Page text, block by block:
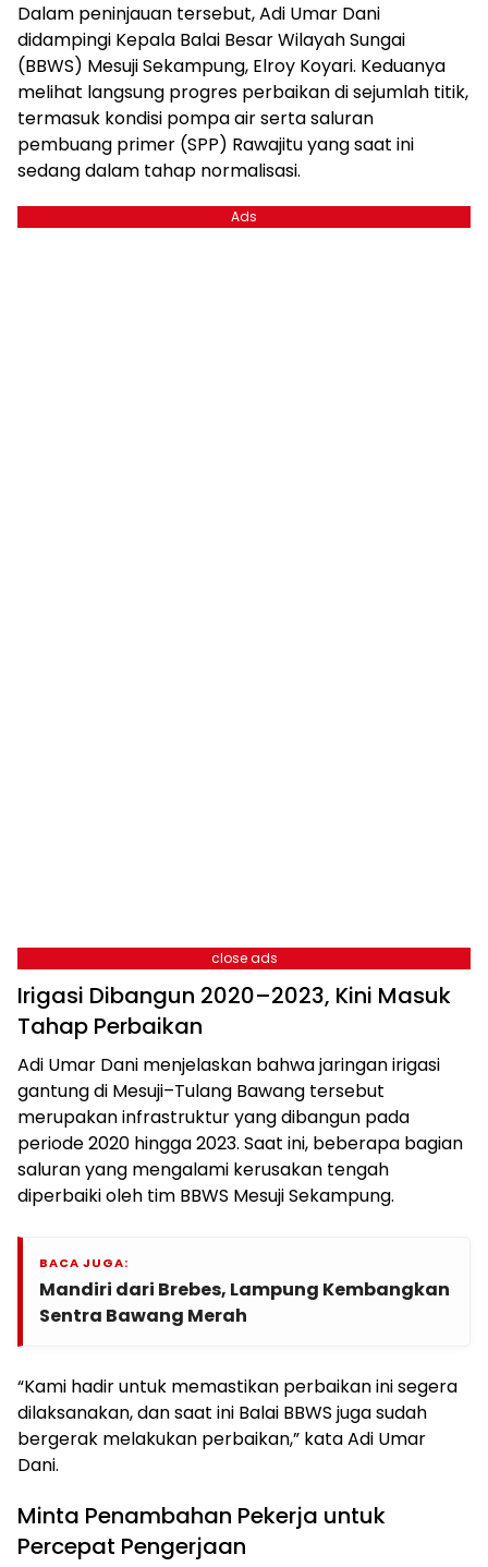
Dalam peninjauan tersebut, Adi Umar Dani
didampingi Kepala Balai Besar Wilayah Sungai
(BBWS) Mesuji Sekampung, Elroy Koyari. Keduanya
melihat langsung progres perbaikan di sejumlah titik,
termasuk kondisi pompa air serta saluran
pembuang primer (SPP) Rawajitu yang saat ini
sedang dalam tahap normalisasi.
Ads
close ads
Irigasi Dibangun 2020–2023, Kini Masuk
Tahap Perbaikan
Adi Umar Dani menjelaskan bahwa jaringan irigasi
gantung di Mesuji–Tulang Bawang tersebut
merupakan infrastruktur yang dibangun pada
periode 2020 hingga 2023. Saat ini, beberapa bagian
saluran yang mengalami kerusakan tengah
diperbaiki oleh tim BBWS Mesuji Sekampung.
BACA JUGA:
Mandiri dari Brebes, Lampung Kembangkan
Sentra Bawang Merah
“Kami hadir untuk memastikan perbaikan ini segera
dilaksanakan, dan saat ini Balai BBWS juga sudah
bergerak melakukan perbaikan,” kata Adi Umar
Dani.
Minta Penambahan Pekerja untuk
Percepat Pengerjaan